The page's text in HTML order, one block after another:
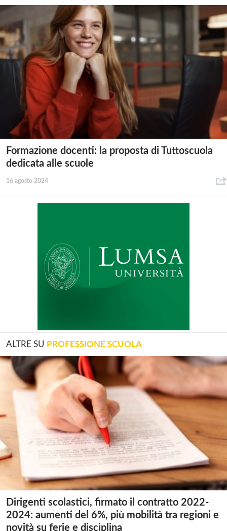
Formazione docenti: la proposta di Tuttoscuola
dedicata alle scuole
16 agosto 2024
ALTRE SU PROFESSIONE SCUOLA
Dirigenti scolastici, firmato il contratto 2022-
2024: aumenti del 6%, più mobilità tra regioni e
novità su ferie e disciplina